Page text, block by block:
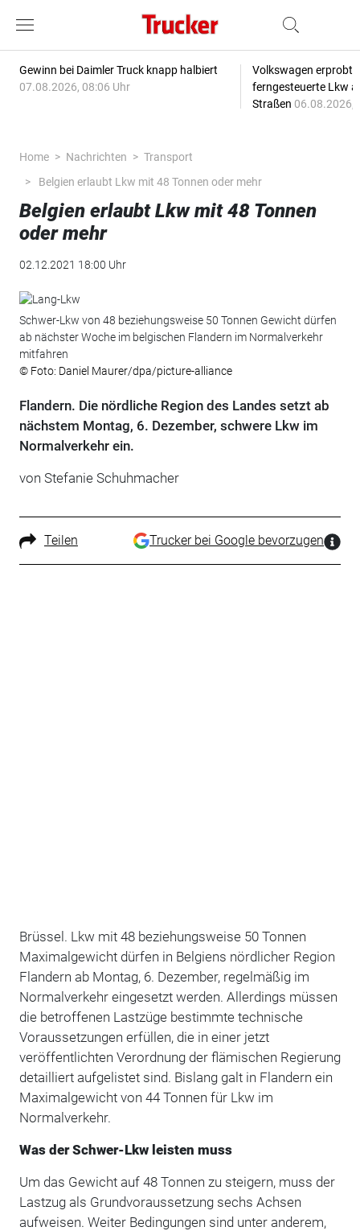
Gewinn bei Daimler Truck knapp halbiert
07.08.2026, 08:06 Uhr
Volkswagen erprobt
ferngesteuerte Lkw
Straßen 06.08.2026,
Home Nachrichten
Transport
Belgien erlaubt Lkw mit 48 Tonnen oder mehr
Belgien erlaubt Lkw mit 48 Tonnen
oder mehr
02.12.2021 18:00 Uhr
Schwer-Lkw von 48 beziehungsweise 50 Tonnen Gewicht dürfen
ab nächster Woche im belgischen Flandern im Normalverkehr
mitfahren
© Foto: Daniel Maurer/dpa/picture-alliance
Flandern. Die nördliche Region des Landes setzt ab
nächstem Montag, 6. Dezember, schwere Lkw im
Normalverkehr ein.
von Stefanie Schuhmacher
Teilen Trucker bei Google bevorzugen
Brüssel. Lkw mit 48 beziehungsweise 50 Tonnen
Maximalgewicht dürfen in Belgiens nördlicher Region
Flandern ab Montag, 6. Dezember, regelmäßig im
Normalverkehr eingesetzt werden. Allerdings müssen
die betroffenen Lastzüge bestimmte technische
Voraussetzungen erfüllen, die in einer jetzt
veröffentlichten Verordnung der flämischen Regierung
detailliert aufgelistet sind. Bislang galt in Flandern ein
Maximalgewicht von 44 Tonnen für Lkw im
Normalverkehr.
Was der Schwer-Lkw leisten muss
Um das Gewicht auf 48 Tonnen zu steigern, muss der
Lastzug als Grundvoraussetzung sechs Achsen
aufweisen. Weiter Bedingungen sind unter anderem,